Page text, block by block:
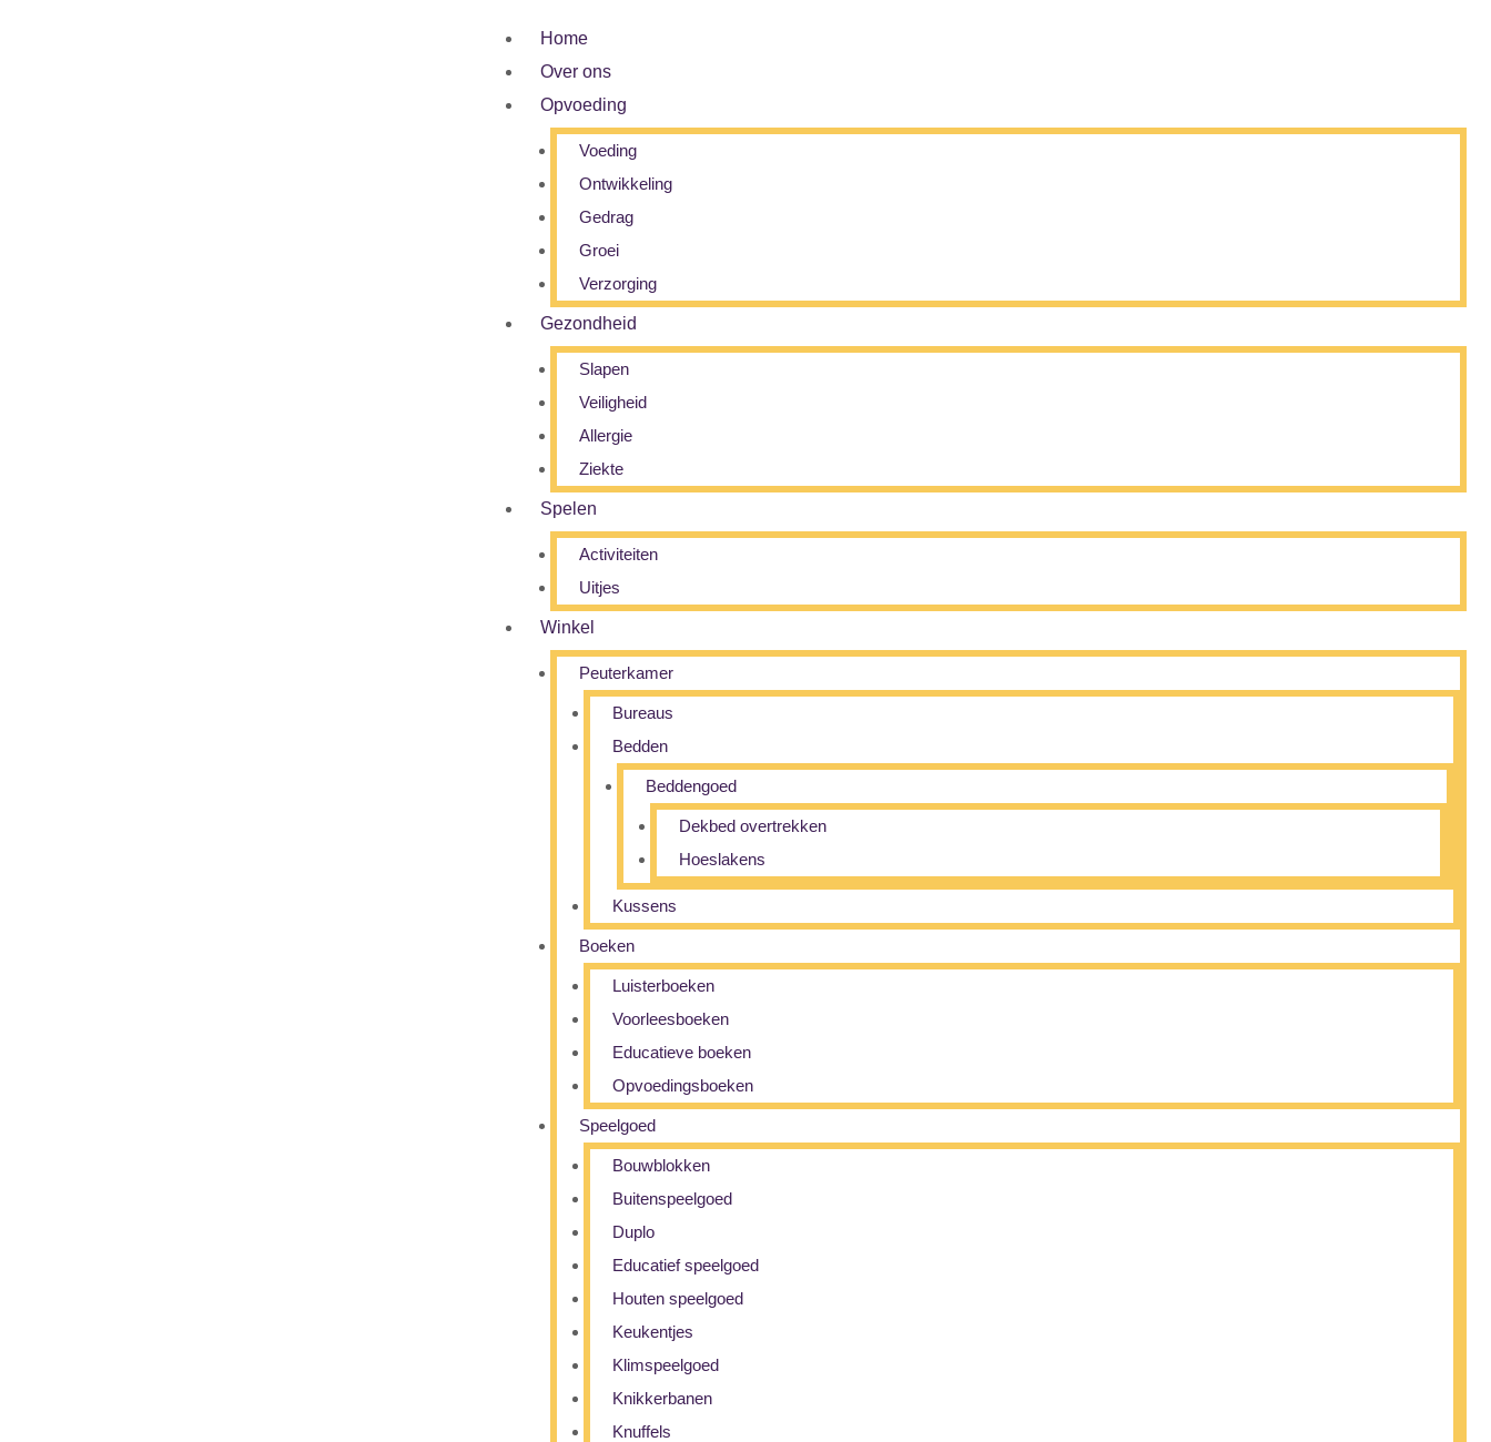
Home
Over ons
Opvoeding
Voeding
Ontwikkeling
Gedrag
Groei
Verzorging
Gezondheid
Slapen
Veiligheid
Allergie
Ziekte
Spelen
Activiteiten
Uitjes
Winkel
Peuterkamer
Bureaus
Bedden
Beddengoed
Dekbed overtrekken
Hoeslakens
Kussens
Boeken
Luisterboeken
Voorleesboeken
Educatieve boeken
Opvoedingsboeken
Speelgoed
Bouwblokken
Buitenspeelgoed
Duplo
Educatief speelgoed
Houten speelgoed
Keukentjes
Klimspeelgoed
Knikkerbanen
Knuffels